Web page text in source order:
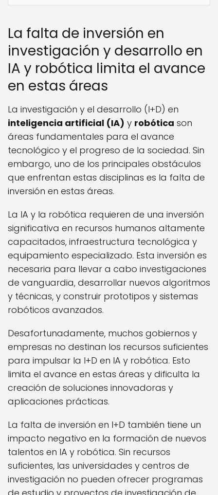
La falta de inversión en
investigación y desarrollo en
IA y robótica limita el avance
en estas áreas
La investigación y el desarrollo (I+D) en
inteligencia artificial (IA) y robótica son
áreas fundamentales para el avance
tecnológico y el progreso de la sociedad. Sin
embargo, uno de los principales obstáculos
que enfrentan estas disciplinas es la falta de
inversión en estas áreas.
La IA y la robótica requieren de una inversión
significativa en recursos humanos altamente
capacitados, infraestructura tecnológica y
equipamiento especializado. Esta inversión es
necesaria para llevar a cabo investigaciones
de vanguardia, desarrollar nuevos algoritmos
y técnicas, y construir prototipos y sistemas
robóticos avanzados.
Desafortunadamente, muchos gobiernos y
empresas no destinan los recursos suficientes
para impulsar la I+D en IA y robótica. Esto
limita el avance en estas áreas y dificulta la
creación de soluciones innovadoras y
aplicaciones prácticas.
La falta de inversión en I+D también tiene un
impacto negativo en la formación de nuevos
talentos en IA y robótica. Sin recursos
suficientes, las universidades y centros de
investigación no pueden ofrecer programas